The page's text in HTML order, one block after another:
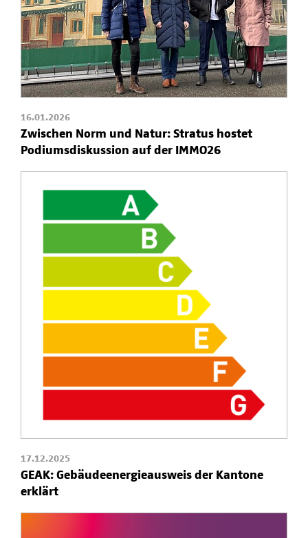
16.01.2026
Zwischen Norm und Natur: Stratus hostet
Podiumsdiskussion auf der IMMO26
17.12.2025
GEAK: Gebäudeenergieausweis der Kantone
erklärt